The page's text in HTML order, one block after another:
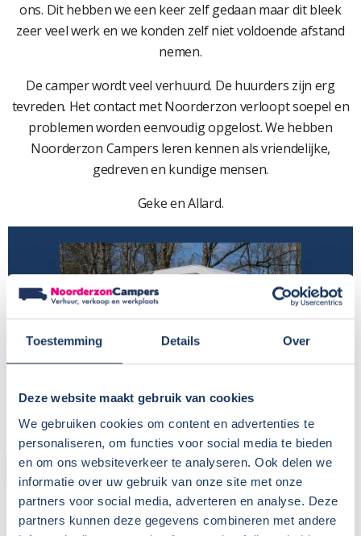
Toestemming Details Over
Deze website maakt gebruik van cookies
We gebruiken cookies om content en advertenties te
personaliseren, om functies voor social media te bieden
en om ons websiteverkeer te analyseren. Ook delen we
informatie over uw gebruik van onze site met onze
partners voor social media, adverteren en analyse. Deze
partners kunnen deze gegevens combineren met andere
ons. Dit hebben we een keer zelf gedaan maar dit bleek
zeer veel werk en we konden zelf niet voldoende afstand
nemen.
De camper wordt veel verhuurd. De huurders zijn erg
tevreden. Het contact met Noorderzon verloopt soepel en
problemen worden eenvoudig opgelost. We hebben
Noorderzon Campers leren kennen als vriendelijke,
gedreven en kundige mensen.
Geke en Allard.
INFORMATIE
Huurder:
Geke en Allard
Locatie:
Nijeholtpade - Friesland